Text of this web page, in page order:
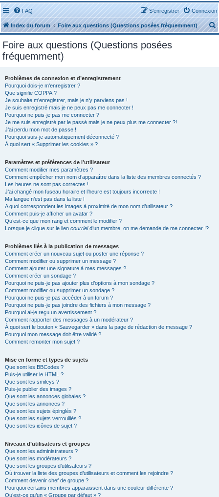
FAQ Connexion
S’enregistrer
Index du forum Foire aux questions (Questions posées fréquemment)
e
Foire aux questions (Questions posées
fréquemment)
Problèmes de connexion et d’enregistrement
Pourquoi dois-je m’enregistrer ?
Que signifie COPPA ?
Je souhaite m’enregistrer, mais je n’y parviens pas !
Je suis enregistré mais je ne peux pas me connecter !
Pourquoi ne puis-je pas me connecter ?
Je me suis enregistré par le passé mais je ne peux plus me connecter ?!
J’ai perdu mon mot de passe !
Pourquoi suis-je automatiquement déconnecté ?
À quoi sert « Supprimer les cookies » ?
Paramètres et préférences de l’utilisateur
Comment modifier mes paramètres ?
Comment empêcher mon nom d’apparaître dans la liste des membres connectés ?
Les heures ne sont pas correctes !
J’ai changé mon fuseau horaire et l’heure est toujours incorrecte !
Ma langue n’est pas dans la liste !
A quoi correspondent les images à proximité de mon nom d’utilisateur ?
Comment puis-je afficher un avatar ?
Qu’est-ce que mon rang et comment le modifier ?
Lorsque je clique sur le lien courrield’un membre, on me demande de me connecter !?
Problèmes liés à la publication de messages
Comment créer un nouveau sujet ou poster une réponse ?
Comment modifier ou supprimer un message ?
Comment ajouter une signature à mes messages ?
Comment créer un sondage ?
Pourquoi ne puis-je pas ajouter plus d’options à mon sondage ?
Comment modifier ou supprimer un sondage ?
Pourquoi ne puis-je pas accéder à un forum ?
Pourquoi ne puis-je pas joindre des fichiers à mon message ?
Pourquoi ai-je reçu un avertissement ?
Comment rapporter des messages à un modérateur ?
À quoi sert le bouton « Sauvegarder » dans la page de rédaction de message ?
Pourquoi mon message doit être validé ?
Comment remonter mon sujet ?
Mise en forme et types de sujets
Que sont les BBCodes ?
Puis-je utiliser le HTML ?
Que sont les smileys ?
Puis-je publier des images ?
Que sont les annonces globales ?
Que sont les annonces ?
Que sont les sujets épinglés ?
Que sont les sujets verrouillés ?
Que sont les icônes de sujet ?
Niveaux d’utilisateurs et groupes
Que sont les administrateurs ?
Que sont les modérateurs ?
Que sont les groupes d’utilisateurs ?
Où trouver la liste des groupes d’utilisateurs et comment les rejoindre ?
Comment devenir chef de groupe ?
Pourquoi certains membres apparaissent dans une couleur différente ?
Qu’est-ce qu’un « Groupe par défaut » ?